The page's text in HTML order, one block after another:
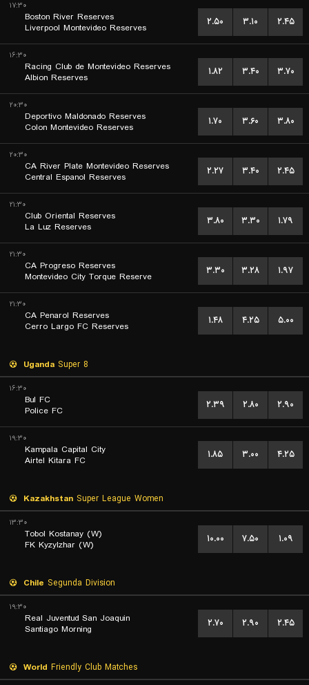
۱۷:۳۰
Boston River Reserves
Liverpool Montevideo Reserves
۲.۵۰ ۳.۱۰ ۲.۴۵
۱۶:۳۰
Racing Club de Montevideo Reserves
Albion Reserves
۱.۸۲ ۳.۴۰ ۳.۷۰
۲۰:۳۰
Deportivo Maldonado Reserves
Colon Montevideo Reserves
۱.۷۰ ۳.۶۰ ۳.۸۰
۲۰:۳۰
CA River Plate Montevideo Reserves
Central Espanol Reserves
۲.۲۷ ۳.۴۰ ۲.۴۵
۲۱:۳۰
Club Oriental Reserves
La Luz Reserves
۳.۸۰ ۳.۳۰ ۱.۷۹
۲۱:۳۰
CA Progreso Reserves
Montevideo City Torque Reserve
۳.۳۰ ۳.۲۸ ۱.۹۷
۲۱:۳۰
CA Penarol Reserves
Cerro Largo FC Reserves
۱.۴۸ ۴.۲۵ ۵.۰۰
Uganda Super 8
۱۶:۳۰
Bul FC
Police FC
۲.۳۹ ۲.۸۰ ۲.۹۰
۱۹:۳۰
Kampala Capital City
Airtel Kitara FC
۱.۸۵ ۳.۰۰ ۴.۲۵
Kazakhstan Super League Women
۱۳:۳۰
Tobol Kostanay (W)
FK Kyzylzhar (W)
۱۰.۰۰ ۷.۵۰ ۱.۰۹
Chile Segunda Division
۱۹:۳۰
Real Juventud San Joaquin
Santiago Morning
۲.۷۰ ۲.۹۰ ۲.۴۵
World Friendly Club Matches